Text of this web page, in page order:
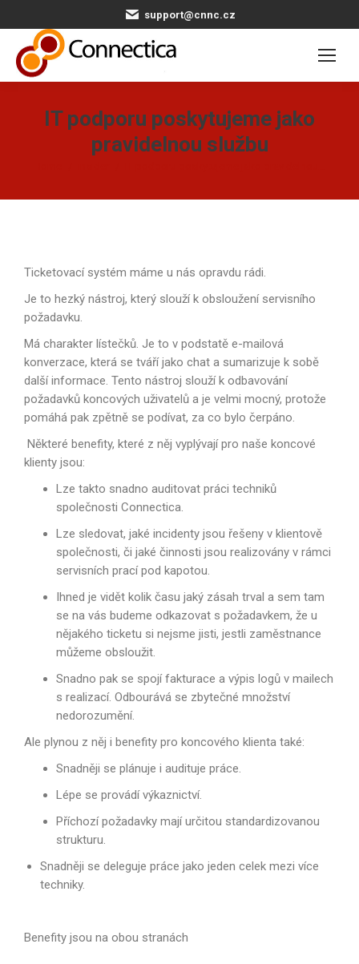
support@cnnc.cz
IT podporu poskytujeme jako
pravidelnou službu
Ticketovací systém máme u nás opravdu rádi.
Je to hezký nástroj, který slouží k obsloužení servisního
požadavku.
Má charakter lístečků. Je to v podstatě e-mailová
konverzace, která se tváří jako chat a sumarizuje k sobě
další informace. Tento nástroj slouží k odbavování
požadavků koncových uživatelů a je velmi mocný, protože
pomáhá pak zpětně se podívat, za co bylo čerpáno.
Některé benefity, které z něj vyplývají pro naše koncové
klienty jsou:
Lze takto snadno auditovat práci techniků
společnosti Connectica.
Lze sledovat, jaké incidenty jsou řešeny v klientově
společnosti, či jaké činnosti jsou realizovány v rámci
servisních prací pod kapotou.
Ihned je vidět kolik času jaký zásah trval a sem tam
se na vás budeme odkazovat s požadavkem, že u
nějakého ticketu si nejsme jisti, jestli zaměstnance
můžeme obsloužit.
Snadno pak se spojí fakturace a výpis logů v mailech
s realizací. Odbourává se zbytečné množství
nedorozumění.
Ale plynou z něj i benefity pro koncového klienta také:
Snadněji se plánuje i audituje práce.
Lépe se provádí výkaznictví.
Příchozí požadavky mají určitou standardizovanou
strukturu.
Snadněji se deleguje práce jako jeden celek mezi více
techniky.
Benefity jsou na obou stranách